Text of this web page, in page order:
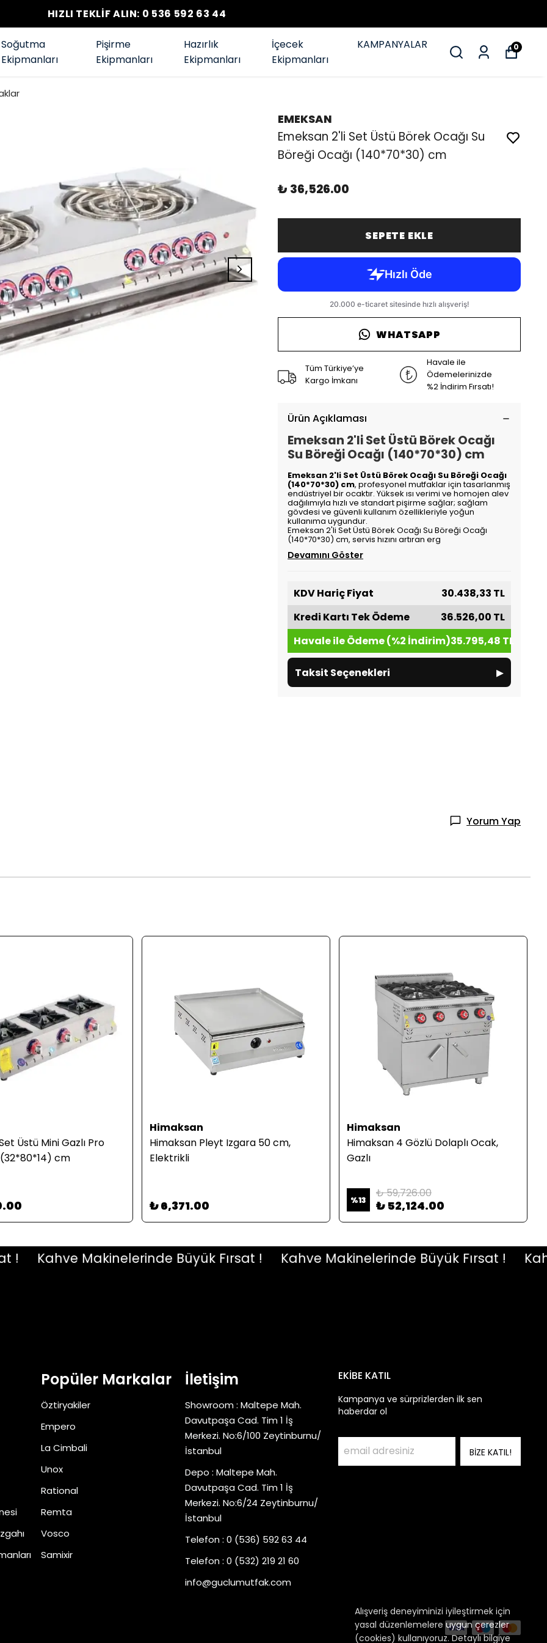
HIZLI TEKLİF ALIN: 0 536 592 63 44
Soğutma
Ekipmanları
Pişirme
Ekipmanları
Hazırlık
Ekipmanları
İçecek
Ekipmanları
KAMPANYALAR 0
Alışveriş deneyiminizi iyileştirmek için
yasal düzenlemelere uygun çerezler
(cookies) kullanıyoruz. Detaylı bilgiye
EMEKSAN
Emeksan 2'li Set Üstü Börek Ocağı Su
Böreği Ocağı (140*70*30) cm
₺ 36,526.00
SEPETE EKLE
WHATSAPP
Tüm Türkiye’ye
Kargo İmkanı
Havale ile
Ödemelerinizde
%2 İndirim Fırsatı!
Ürün Açıklaması
Emeksan 2'li Set Üstü Börek Ocağı
Su Böreği Ocağı (140*70*30) cm
Emeksan 2'li Set Üstü Börek Ocağı Su Böreği Ocağı
(140*70*30) cm, profesyonel mutfaklar için tasarlanmış
endüstriyel bir ocaktır. Yüksek ısı verimi ve homojen alev
dağılımıyla hızlı ve standart pişirme sağlar; sağlam
gövdesi ve güvenli kullanım özellikleriyle yoğun
kullanıma uygundur.
Emeksan 2'li Set Üstü Börek Ocağı Su Böreği Ocağı
(140*70*30) cm, servis hızını artıran erg
Devamını Göster
KDV Hariç Fiyat
30.438,33 TL
Kredi Kartı Tek Ödeme
36.526,00 TL
Havale ile Ödeme (%2 İndirim)35.795,48 TL
Taksit Seçenekleri ▸
Yorum Yap
Üstü Mini Gazlı Pro
cm
Himaksan
Himaksan Pleyt Izgara 50 cm,
Elektrikli
₺ 6,371.00
Himaksan
Himaksan 4 Gözlü Dolaplı Ocak,
Gazlı
%13 ₺ 59,726.00
₺ 52,124.00
Kahve Makinelerinde Büyük Fırsat ! Kahve Makinelerinde Büyük Fırsat ! Kahve
Popüler Markalar
Öztiryakiler
Empero
La Cimbali
Unox
Rational
Remta
Vosco
Samixir
İletişim
Showroom : Maltepe Mah.
Davutpaşa Cad. Tim 1 İş
Merkezi. No:6/100 Zeytinburnu/
İstanbul
Depo : Maltepe Mah.
Davutpaşa Cad. Tim 1 İş
Merkezi. No:6/24 Zeytinburnu/
İstanbul
Telefon : 0 (536) 592 63 44
Telefon : 0 (532) 219 21 60
info@guclumutfak.com
EKİBE KATIL
Kampanya ve sürprizlerden ilk sen
haberdar ol
BİZE KATIL!